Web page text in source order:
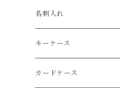
エレファント
アリゲーター
リザード
ルミノックス / LUMINOX
エルメス / HERMES
長財布
名刺入れ
キーケース
カードケース